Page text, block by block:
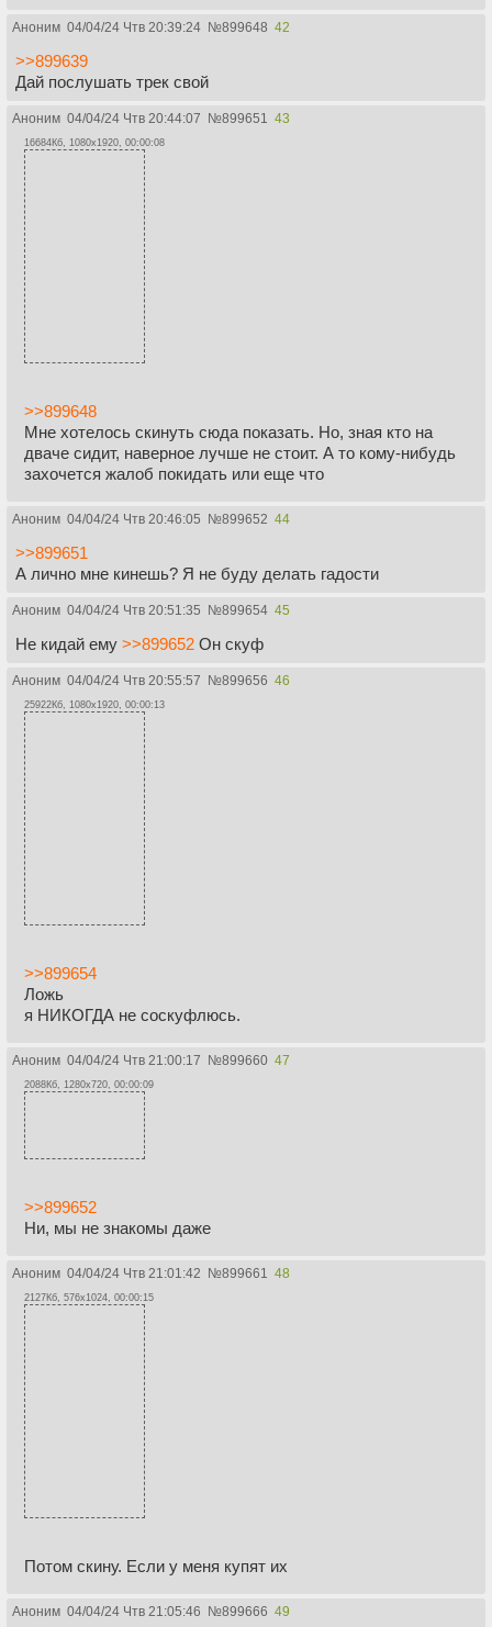
Аноним 04/04/24 Чтв 20:39:24 №899648 42
>>899639
Дай послушать трек свой
Аноним 04/04/24 Чтв 20:44:07 №899651 43
16684Кб, 1080x1920, 00:00:08
>>899648
Мне хотелось скинуть сюда показать. Но, зная кто на
дваче сидит, наверное лучше не стоит. А то кому-нибудь
захочется жалоб покидать или еще что
Аноним 04/04/24 Чтв 20:46:05 №899652 44
>>899651
А лично мне кинешь? Я не буду делать гадости
Аноним 04/04/24 Чтв 20:51:35 №899654 45
Не кидай ему >>899652 Он скуф
Аноним 04/04/24 Чтв 20:55:57 №899656 46
25922Кб, 1080x1920, 00:00:13
>>899654
Ложь
я НИКОГДА не соскуфлюсь.
Аноним 04/04/24 Чтв 21:00:17 №899660 47
2088Кб, 1280x720, 00:00:09
>>899652
Ни, мы не знакомы даже
Аноним 04/04/24 Чтв 21:01:42 №899661 48
2127Кб, 576x1024, 00:00:15
Потом скину. Если у меня купят их
Аноним 04/04/24 Чтв 21:05:46 №899666 49